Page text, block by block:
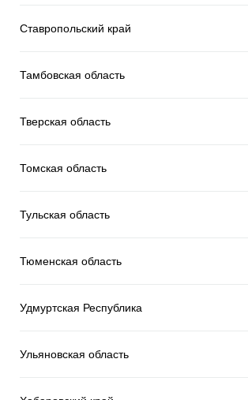
Ставропольский край
Тамбовская область
Тверская область
Томская область
Тульская область
Тюменская область
Удмуртская Республика
Ульяновская область